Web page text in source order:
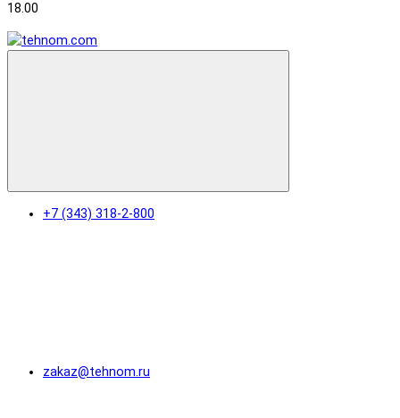
18.00
+7 (343) 318-2-800
zakaz@tehnom.ru